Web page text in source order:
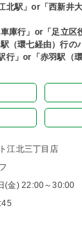
北駅」or「西新井
庫行」or「足立区
（環七経由）行の
行」or「赤羽駅（
江北三丁目店
(金) 22:00～30:00